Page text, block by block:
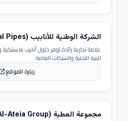
الشركة الوطنية للأنابيب (National Pipes)
علامة تجارية رائدة توفر حلول أنابيب
البنية التحتية والشبكات العامة.
زيارة الموقع
مجموعة العطية (Al-Ateia Group)